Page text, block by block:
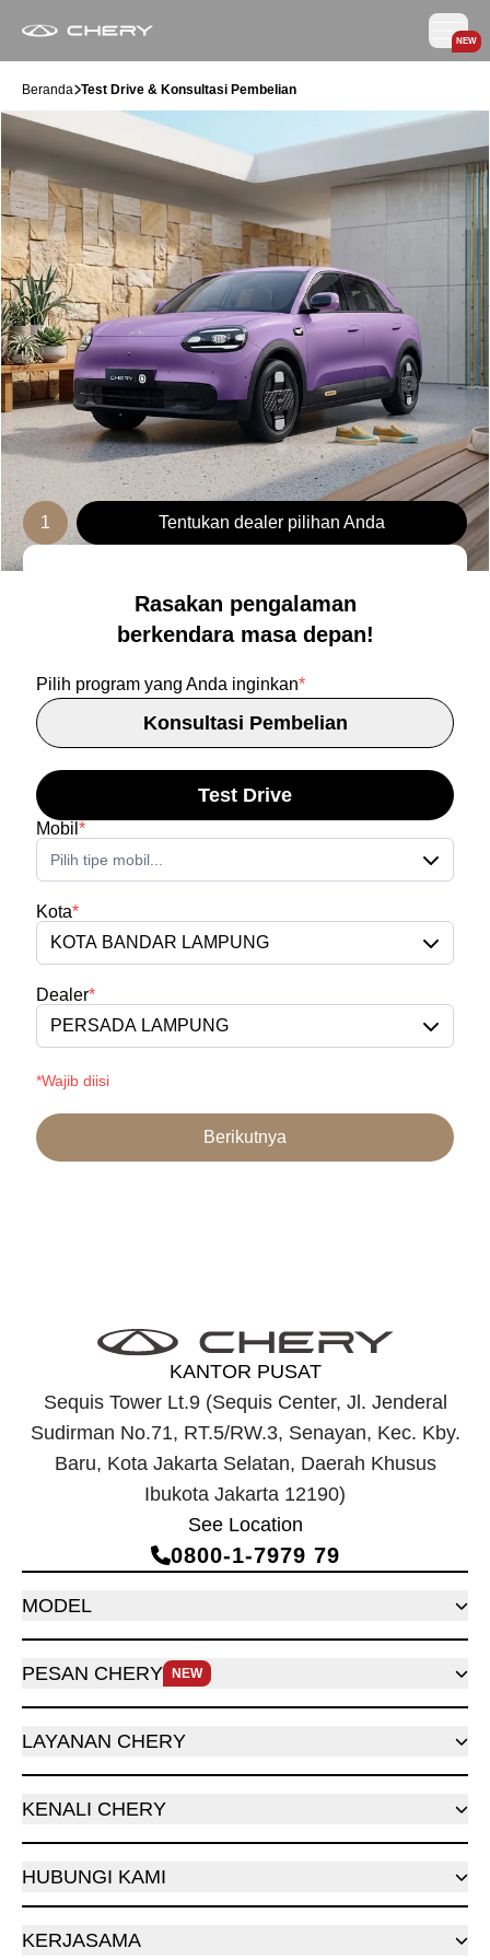
NEW
Beranda Test Drive & Konsultasi Pembelian
1 Tentukan dealer pilihan Anda
Rasakan pengalaman
berkendara masa depan!
Pilih program yang Anda inginkan*
Konsultasi Pembelian
Test Drive
Mobil *
Pilih tipe mobil...
Kota*
KOTA BANDAR LAMPUNG
Dealer*
PERSADA LAMPUNG
*Wajib diisi
Berikutnya
KANTOR PUSAT
Sequis Tower Lt.9 (Sequis Center, Jl. Jenderal
Sudirman No.71, RT.5/RW.3, Senayan, Kec. Kby.
Baru, Kota Jakarta Selatan, Daerah Khusus
Ibukota Jakarta 12190)
See Location
0800‑1‑7979 79
MODEL
PESAN CHERY NEW
LAYANAN CHERY
KENALI CHERY
HUBUNGI KAMI
KERJASAMA